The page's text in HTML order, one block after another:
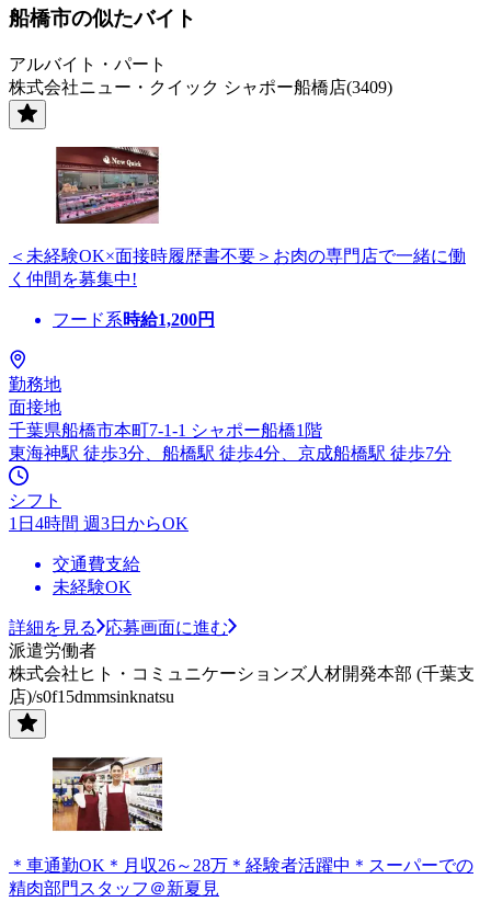
船橋市の似たバイト
アルバイト・パート
株式会社ニュー・クイック シャポー船橋店(3409)
＜未経験OK×面接時履歴書不要＞お肉の専門店で一緒に働
く仲間を募集中!
フード系時給1,200円
勤務地
面接地
千葉県船橋市本町7-1-1 シャポー船橋1階
東海神駅 徒歩3分、船橋駅 徒歩4分、京成船橋駅 徒歩7分
シフト
1日4時間 週3日からOK
交通費支給
未経験OK
詳細を見る
応募画面に進む
派遣労働者
株式会社ヒト・コミュニケーションズ人材開発本部 (千葉支
店)/s0f15dmmsinknatsu
＊車通勤OK＊月収26～28万＊経験者活躍中＊スーパーでの
精肉部門スタッフ＠新夏見